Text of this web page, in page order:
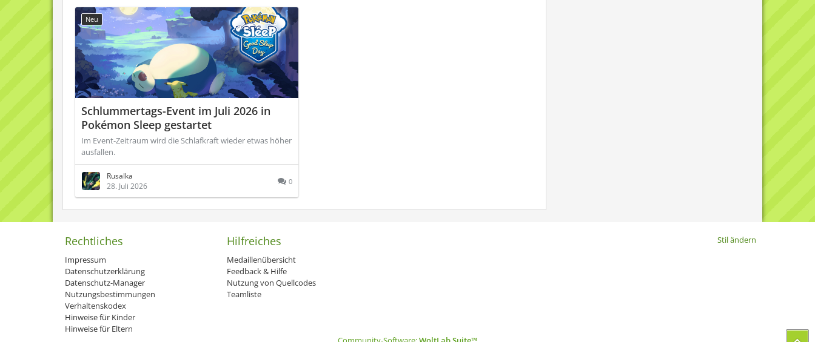
Neu
Schlummertags-Event im Juli 2026 in
Pokémon Sleep gestartet
Im Event-Zeitraum wird die Schlafkraft wieder etwas höher
ausfallen.
Rusalka
28. Juli 2026
0
Stil ändern
Rechtliches
Impressum
Datenschutzerklärung
Datenschutz-Manager
Nutzungsbestimmungen
Verhaltenskodex
Hinweise für Kinder
Hinweise für Eltern
Hilfreiches
Medaillenübersicht
Feedback & Hilfe
Nutzung von Quellcodes
Teamliste